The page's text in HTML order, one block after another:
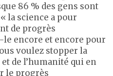
86 % des gens sont
la science a pour
de progrès
encore et encore pour
voulez stopper la
de l’humanité qui en
le progrès